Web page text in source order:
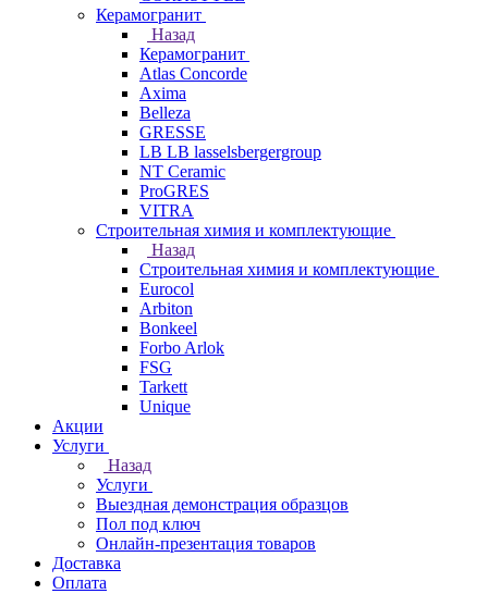
Керамогранит
Назад
Керамогранит
Atlas Concorde
Axima
Belleza
GRESSE
LB LB lasselsbergergroup
NT Ceramic
ProGRES
VITRA
Строительная химия и комплектующие
Назад
Строительная химия и комплектующие
Eurocol
Arbiton
Bonkeel
Forbo Arlok
FSG
Tarkett
Unique
Акции
Услуги
Назад
Услуги
Выездная демонстрация образцов
Пол под ключ
Онлайн-презентация товаров
Доставка
Оплата